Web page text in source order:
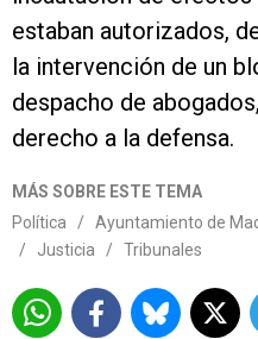
estaban autorizados,
la intervención de un
despacho de
derecho a la defensa.
MÁS SOBRE ESTE TEMA
Política
/ Ayuntamiento de
/
Justicia / Tribunales